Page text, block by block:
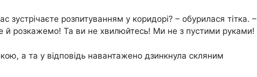
розпитуванням у коридорі? – обурилася тітка. –
й розкажемо! Та ви не хвилюйтесь! Ми не з пустими руками!
а та у відповідь навантажено дзинкнула скляним